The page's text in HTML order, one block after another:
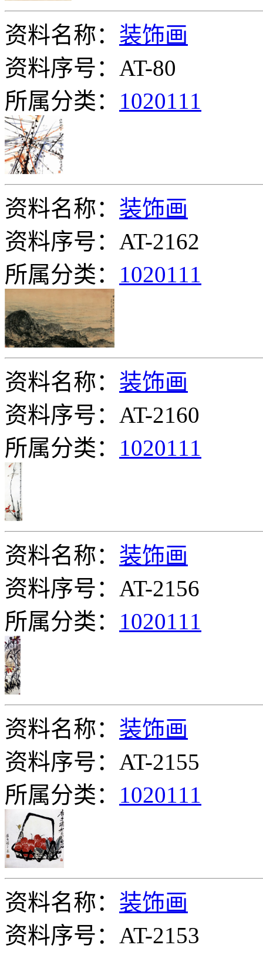
资料名称： 装饰画
资料序号：AT-80
所属分类： 1020111
资料名称： 装饰画
资料序号：AT-2162
所属分类： 1020111
资料名称： 装饰画
资料序号：AT-2160
所属分类： 1020111
资料名称： 装饰画
资料序号：AT-2156
所属分类： 1020111
资料名称： 装饰画
资料序号：AT-2155
所属分类： 1020111
资料名称： 装饰画
资料序号：AT-2153